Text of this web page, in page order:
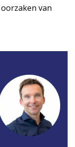
van